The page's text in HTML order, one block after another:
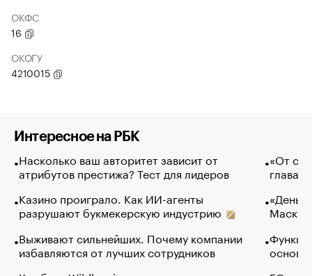
ОКФС
16
ОКОГУ
4210015
Интересное на РБК
Насколько ваш авторитет зависит от
атрибутов престижа? Тест для лидеров
Казино проиграло. Как ИИ-агенты
разрушают букмекерскую индустрию
Выживают сильнейших. Почему компании
избавляются от лучших сотрудников
«От
глава
Маск в
основ